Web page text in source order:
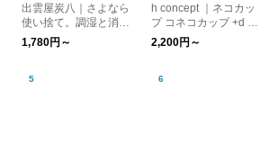
出雲屋炭八｜さよなら
使い捨て。調湿と消臭
に対策に「炭八かや袋
セット」メール便送料
1,780円～
h concept ｜ネコカッ
プ コネコカップ +d 猫
動物
2,200円～